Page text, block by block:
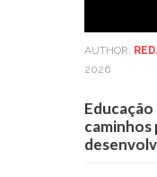
AUTHOR:
2026
caminhos